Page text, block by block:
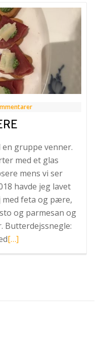
gruppe venner.
med et glas
mens vi ser
havde jeg lavet
feta og pære,
og parmesan og
Butterdejssnegle:
Læs
[…]